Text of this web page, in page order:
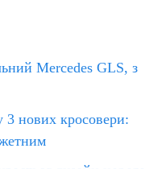
Mercedes GLS, з
3 нових кросовери: